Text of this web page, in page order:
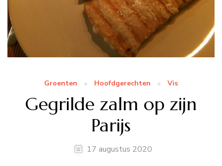
Groenten Hoofdgerechten Vis
Gegrilde zalm op zijn
Parijs
17 augustus 2020